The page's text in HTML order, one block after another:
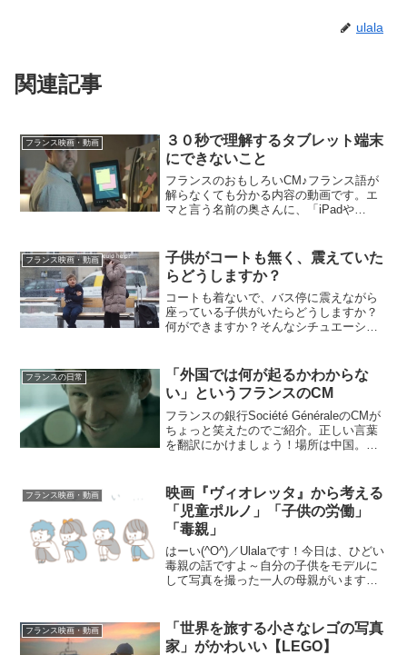
ulala
関連記事
フランス映画・動画
３０秒で理解するタブレット端末
にできないこと
フランスのおもしろいCM♪フランス語が
解らなくても分かる内容の動画です。エ
マと言う名前の奥さんに、「iPadや
すが。。↓続きは動画でどうぞ♪
フランス映画・動画
子供がコートも無く、震えていた
らどうしますか？
コートも着ないで、バス停に震えながら
座っている子供がいたらどうしますか？
何ができますか？そんなシチュエーショ
短い動画ですが、心温まります♪動画この
動画は、子供達を支援し...
フランスの日常
「外国では何が起るかわからな
い」というフランスのCM
フランスの銀行Société GénéraleのCMが
ちょっと笑えたのでご紹介。正しい言葉
を翻訳にかけましょう！場所は中国。フ
ら・・・↓続きはこちらで動画の内容説明
お金を下ろ...
フランス映画・動画
映画『ヴィオレッタ』から考える
「児童ポルノ」「子供の労働」
「毒親」
はーい(^O^)／Ulalaです！今日は、ひどい
毒親の話ですよ～自分の子供をモデルに
して写真を撮った一人の母親がいます。
供の労働」「児童ポルノ」「毒親」その
複数のキーワ...
フランス映画・動画
「世界を旅する小さなレゴの写真
家」がかわいい【LEGO】